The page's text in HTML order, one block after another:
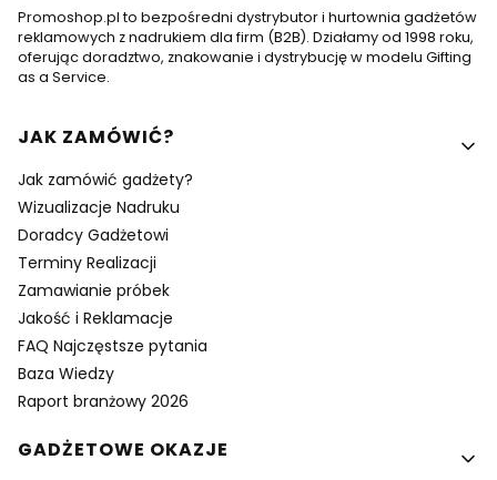
Promoshop.pl to bezpośredni dystrybutor i hurtownia gadżetów
reklamowych z nadrukiem dla firm (B2B). Działamy od 1998 roku,
oferując doradztwo, znakowanie i dystrybucję w modelu Gifting
as a Service.
Linki w stopce
JAK ZAMÓWIĆ?
Jak zamówić gadżety?
Wizualizacje Nadruku
Doradcy Gadżetowi
Terminy Realizacji
Zamawianie próbek
Jakość i Reklamacje
FAQ Najczęstsze pytania
Baza Wiedzy
Raport branżowy 2026
GADŻETOWE OKAZJE